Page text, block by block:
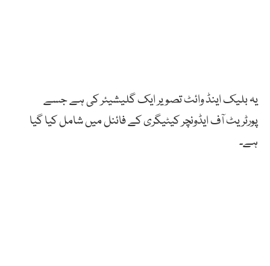
یہبلیکاینڈوائٹتصویرایکگلیشیئرکیہےجسے
پورٹریٹآفایڈونچرکیٹیگریکےفائنلمیںشاملکیاگیا
ہے۔